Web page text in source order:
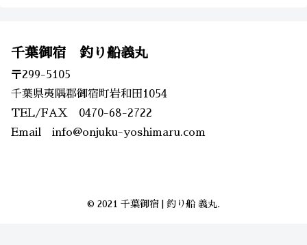
千葉御宿 釣り船義丸
〒299-5105
千葉県夷隅郡御宿町岩和田1054
TEL/FAX 0470-68-2722
Email info@onjuku-yoshimaru.com
© 2021 千葉御宿 | 釣り船 義丸.